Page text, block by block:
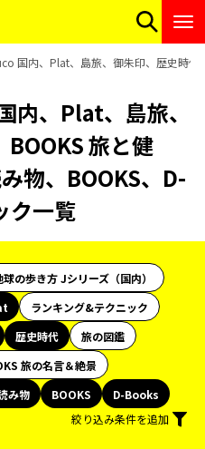
国内、Plat、島旅、御朱印、歴史時代
内、Plat、島旅、
旅と健
物、BOOKS、D-
ク一覧
球の歩き方 Jシリーズ（国内）
ランキング&テクニック
歴史時代
旅の図鑑
旅の名言＆絶景
み物 BOOKS
D-Books
絞り込み条件を追加